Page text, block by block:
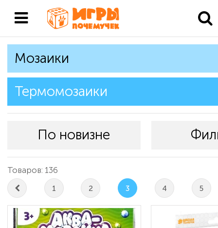
Мозаики
Термомозаики
По новизне
Товаров: 136
1 2 3 4 5